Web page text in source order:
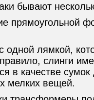
бывают
прямоугольной
лямкой,
слинги
в качестве
мелких вещей.